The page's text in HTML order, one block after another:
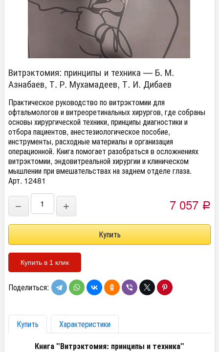
Витрэктомия: принципы и техника — Б. М.
Азнабаев, Т. Р. Мухамадеев, Т. И. Дибаев
Практическое руководство по витрэктомии для
офтальмологов и витреоретинальных хирургов, где собраны
основы хирургической техники, принципы диагностики и
отбора пациентов, анестезиологическое пособие,
инструменты, расходные материалы и организация
операционной. Книга помогает разобраться в осложнениях
витрэктомии, эндовитреальной хирургии и клиническом
мышлении при вмешательствах на заднем отделе глаза.
Арт. 12481
− + 7 057 Р
Купить в 1 клик
Поделиться:
Купить
Характеристики
Книга "Витрэктомия: принципы и техника"